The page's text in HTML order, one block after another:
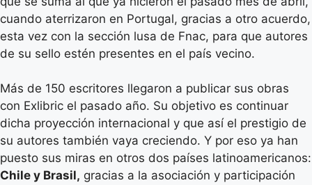
cuando aterrizaron en Portugal, gracias a otro acuerdo,
esta vez con la sección lusa de Fnac, para que autores
de su sello estén presentes en el país vecino.
Más de 150 escritores llegaron a publicar sus obras
con Exlibric el pasado año. Su objetivo es continuar
dicha proyección internacional y que así el prestigio de
su autores también vaya creciendo. Y por eso ya han
puesto sus miras en otros dos países latinoamericanos:
Chile y Brasil, gracias a la asociación y participación